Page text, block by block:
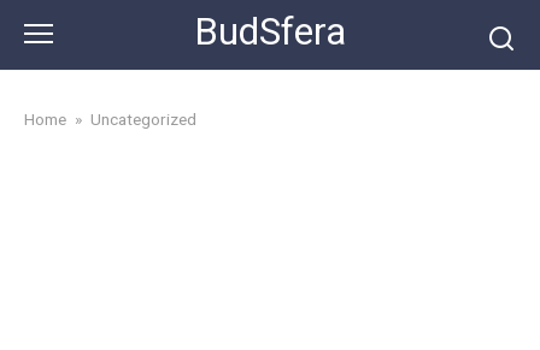
content
BudSfera
Home » Uncategorized